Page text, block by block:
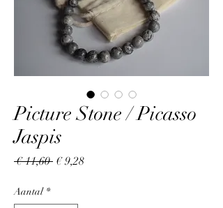
Picture Stone / Picasso
Jaspis
€ 11,60 Normale
€ 9,28Verkoopprijs
Aantal *